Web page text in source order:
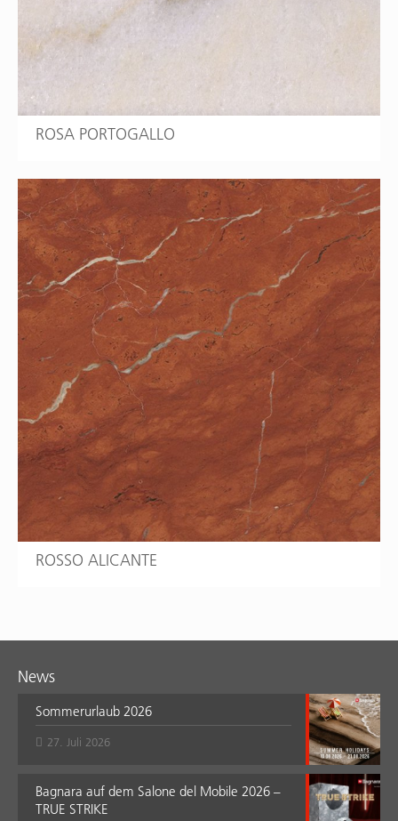
ROSA PORTOGALLO
ROSSO ALICANTE
News
Sommerurlaub 2026
27. Juli 2026
Bagnara auf dem Salone del Mobile 2026 –
TRUE STRIKE